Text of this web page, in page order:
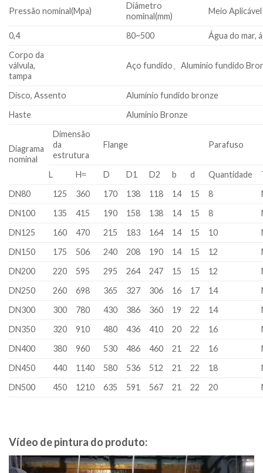
Pressão nominal(Mpa)
Diâmetro
nominal(mm)
Meio Aplicável
0,4 80~500
Água do mar,
Corpo da
válvula,
tampa
Aço fundido、Alumínio fundido
Disco, Assento
Alumínio fundido bronze
Haste
Alumínio Bronze
Diagrama
nominal
Dimensão
da
estrutura
Flange Parafuso
L H≈ D D1 D2 b d Quantidade
DN80
125 360 170 138 118 14 15 8
DN100
135 415 190 158 138 14 15 8
DN125
160 470 215 183 164 14 15 10
DN150
175 506 240 208 190 14 15 12
DN200
220 595 295 264 247 15 15 12
DN250
260 698 365 327 306 16 17 14
DN300
300 780 430 386 360 19 22 14
DN350
320 910 480 436 410 20 22 16
DN400
380 960 530 486 460 21 22 16
DN450
440 1140 580 536 512 21 22 18
DN500
450 1210 635 591 567 21 22 20
Vídeo de pintura do produto:
Video